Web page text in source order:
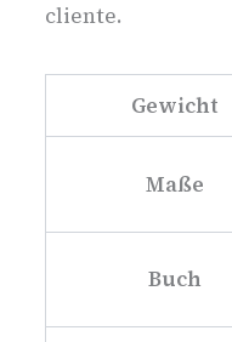
cliente.
Gewicht
Maße
Buch